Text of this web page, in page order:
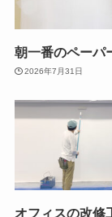
朝一番のペーパ
2026年7月31日
オフィスの改修